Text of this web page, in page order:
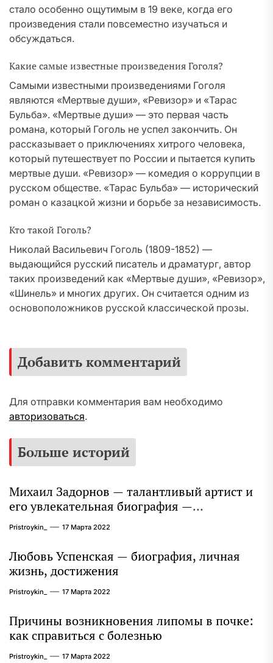
стало особенно ощутимым в 19 веке, когда его
произведения стали повсеместно изучаться и
обсуждаться.
Какие самые известные произведения Гоголя?
Самыми известными произведениями Гоголя
являются «Мертвые души», «Ревизор» и «Тарас
Бульба». «Мертвые души» — это первая часть
романа, который Гоголь не успел закончить. Он
рассказывает о приключениях хитрого человека,
который путешествует по России и пытается купить
мертвые души. «Ревизор» — комедия о коррупции в
русском обществе. «Тарас Бульба» — исторический
роман о казацкой жизни и борьбе за независимость.
Кто такой Гоголь?
Николай Васильевич Гоголь (1809-1852) —
выдающийся русский писатель и драматург, автор
таких произведений как «Мертвые души», «Ревизор»,
«Шинель» и многих других. Он считается одним из
основоположников русской классической прозы.
Добавить комментарий
Для отправки комментария вам необходимо
авторизоваться.
Больше историй
Михаил Задорнов — талантливый артист и
его увлекательная биография —
выдающиеся достижения, известность и
интересные факты из личной жизни!
Pristroykin_ 17 Марта 2022
Любовь Успенская — биография, личная
жизнь, достижения
Pristroykin_ 17 Марта 2022
Причины возникновения липомы в почке:
как справиться с болезнью
Pristroykin_ 17 Марта 2022